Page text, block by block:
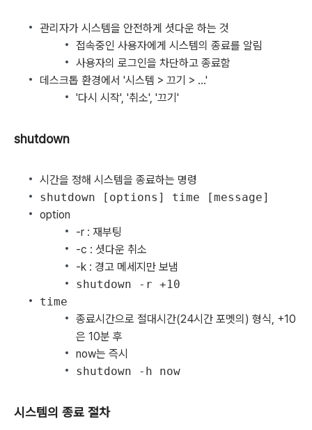
관리자가 시스템을 안전하게 셧다운 하는 것
접속중인 사용자에게 시스템의 종료를 알림
사용자의 로그인을 차단하고 종료함
데스크톱 환경에서 '시스템 > 끄기 > ...'
'다시 시작', '취소', '끄기'
shutdown
시간을 정해 시스템을 종료하는 명령
shutdown [options] time [message]
option
-r : 재부팅
-c : 셧다운 취소
-k : 경고 메세지만 보냄
shutdown -r +10
time
종료시간으로 절대시간(24시간 포멧의) 형식, +10
은 10분 후
now는 즉시
shutdown -h now
시스템의 종료 절차